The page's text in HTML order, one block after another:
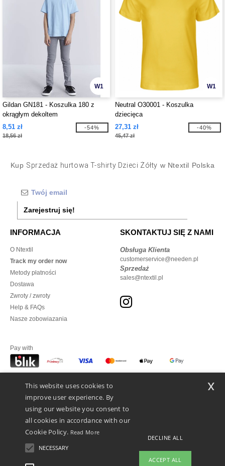
W1
Gildan GN181 - Koszulka 180 z
okrągłym dekoltem
8,51 zł
18,56 zł
-54%
W1
Neutral O30001 - Koszulka
dziecięca
27,31 zł
45,47 zł
-40%
Kup Sprzedaż hurtowa T-shirty Dzieci Żółty w Ntextil Polska
Zarejestruj się!
INFORMACJA
O Ntextil
Track my order now
Metody płatności
Dostawa
Zwroty / zwroty
Help & FAQs
Nasze zobowiazania
SKONTAKTUJ SIĘ Z NAMI
Obsługa Klienta
customerservice@needen.pl
Sprzedaż
sales@ntextil.pl
Pay with
We ship with
This website uses cookies to
improve user experience. By
using our website you consent to
all cookies in accordance with our
Cookie Policy. Read More
NECESSARY
DECLINE ALL
ACCEPT ALL
x